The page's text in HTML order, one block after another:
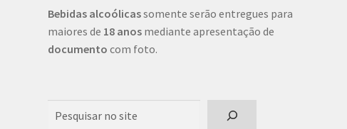
Bebidas alcoólicassomente serão entregues para
maiores de 18 anos mediante apresentação de
documento com foto.